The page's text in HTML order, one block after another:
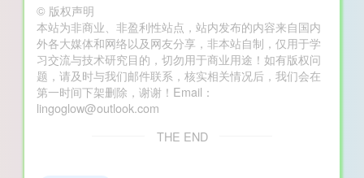
© 版权声明
本站为非商业、非盈利性站点，站内发布的内容来自国内
外各大媒体和网络以及网友分享，非本站自制，仅用于学
习交流与技术研究目的，切勿用于商业用途！如有版权问
题，请及时与我们邮件联系，核实相关情况后，我们会在
第一时间下架删除，谢谢！Email：
lingoglow@outlook.com
THE END